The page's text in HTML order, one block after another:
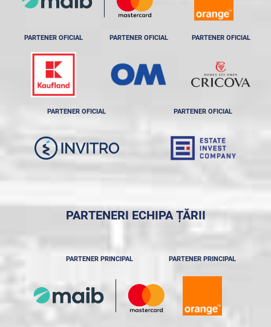
PARTENER OFICIAL PARTENER OFICIAL PARTENER OFICIAL
PARTENER OFICIAL PARTENER OFICIAL
PARTENERI ECHIPA ȚĂRII
PARTENER PRINCIPAL PARTENER PRINCIPAL